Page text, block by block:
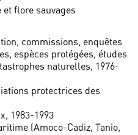
et flore sauvages
commissions, enquêtes
espèces protégées, études
naturelles, 1976-
protectrices des
1983-1993
(Amoco-Cadiz, Tanio,